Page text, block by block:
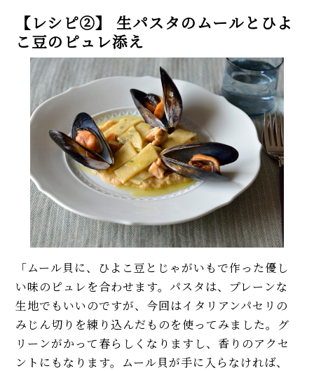
【レシピ②】 生パスタのムールとひよ
こ豆のピュレ添え
「ムール貝に、ひよこ豆とじゃがいもで作った優し
い味のピュレを合わせます。パスタは、プレーンな
生地でもいいのですが、今回はイタリアンパセリの
みじん切りを練り込んだものを使ってみました。グ
リーンがかって春らしくなりますし、香りのアクセ
ントにもなります。ムール貝が手に入らなければ、